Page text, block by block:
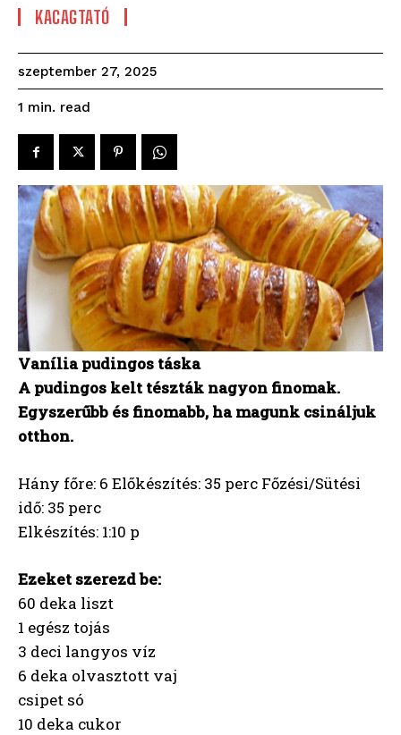
KACAGTATÓ
szeptember 27, 2025
1 min. read
Vanília pudingos táska
A pudingos kelt tészták nagyon finomak.
Egyszerűbb és finomabb, ha magunk csináljuk
otthon.
Hány főre: 6 Előkészítés: 35 perc Főzési/Sütési
idő: 35 perc
Elkészítés: 1:10 p
Ezeket szerezd be:
60 deka liszt
1 egész tojás
3 deci langyos víz
6 deka olvasztott vaj
csipet só
10 deka cukor